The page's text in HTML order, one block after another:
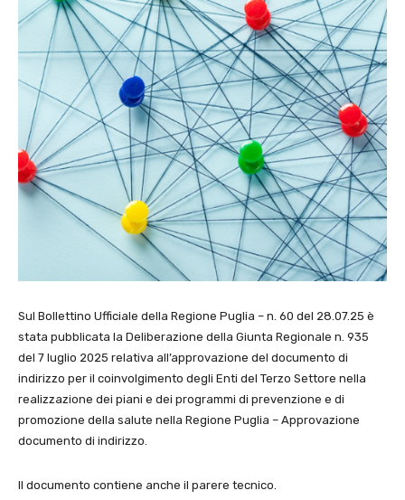
Sul Bollettino Ufficiale della Regione Puglia – n. 60 del 28.07.25 è
stata pubblicata la Deliberazione della Giunta Regionale n. 935
del 7 luglio 2025 relativa all’approvazione del documento di
indirizzo per il coinvolgimento degli Enti del Terzo Settore nella
realizzazione dei piani e dei programmi di prevenzione e di
promozione della salute nella Regione Puglia – Approvazione
documento di indirizzo.
Il documento contiene anche il parere tecnico.